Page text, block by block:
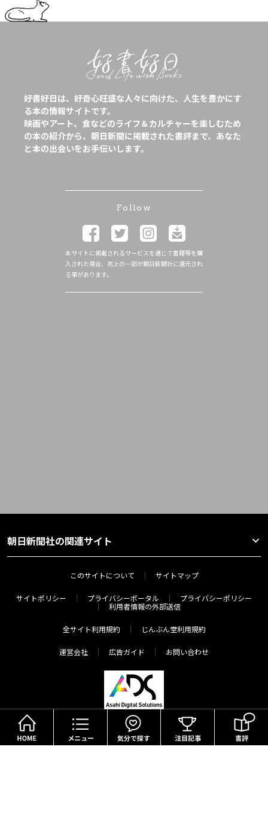
好書好日は、好奇心旺盛な人々に向けた、人生を豊かにす
る本の情報サイトです。
映画やアート、食などのライフ＆カルチャーを楽しむため
の本の紹介から、朝日新聞に掲載された書評まで、あなた
と本の出会いをお手伝いします。
Follow
本サイトに掲載されるサービスを通じて書籍等を購
入された場合、売上の一部が朝日新聞社に還元され
る事があります。
朝日新聞社の関連サイト
このサイトについて サイトマップ
サイトポリシー プライバシーポータル
プライバシーポリシー
利用者情報の外部送信
全サイト利用規約 じんぶん堂利用規約
運営会社 広告ガイド お問い合わせ
Copyright(c) The Asahi Shimbun Company. All Rights Reserved.